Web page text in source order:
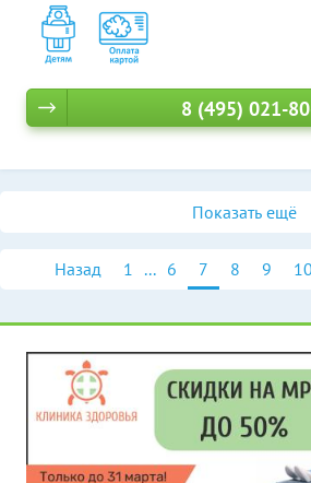
8 (495) 021-
Показать ещё
Назад 1 ... 6 7 8 9 10